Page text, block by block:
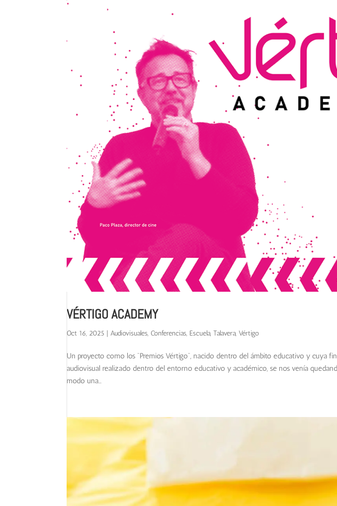
VÉRTIGO ACADEMY
Oct 16, 2025 |Audiovisuales, Conferencias, Escuela,Talavera,Vértigo
Un proyecto como los “Premios Vértigo”, nacido dentro del ámbito educativo y cuya
audiovisual realizado dentro del entorno educativo y académico, se nos venía
modo una...